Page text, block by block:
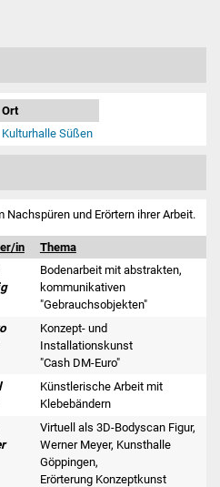
Ort
Kulturhalle Süßen
und Erörtern ihrer Arbeit.
in
Thema
Bodenarbeit mit abstrakten,
kommunikativen
"Gebrauchsobjekten"
Konzept- und
Installationskunst
"Cash DM-Euro"
Künstlerische Arbeit mit
Klebebändern
Virtuell als 3D-Bodyscan Figur,
Werner Meyer, Kunsthalle
Göppingen,
Erörterung Konzeptkunst